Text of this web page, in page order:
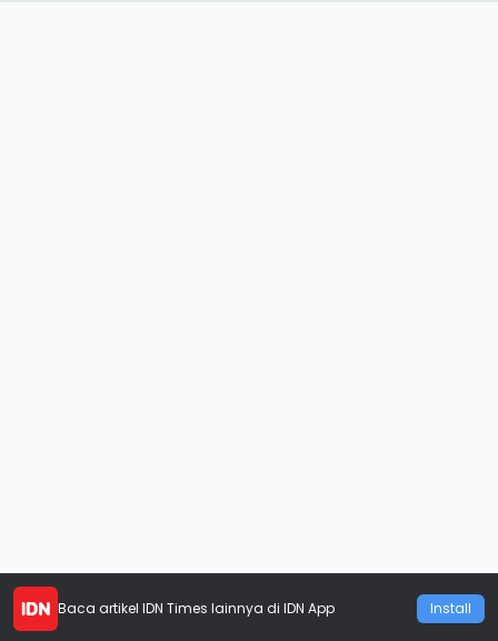
Baca artikel IDN Times lainnya di IDN App Install